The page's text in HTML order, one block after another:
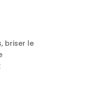
briser le